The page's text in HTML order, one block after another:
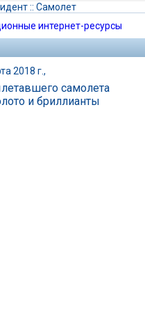
:: Самолет
интернет-ресурсы
2018 г.,
самолета
и бриллианты